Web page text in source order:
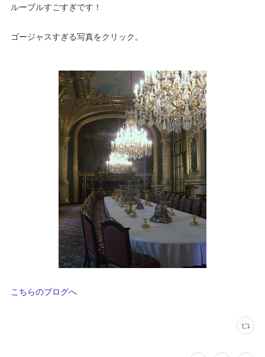
ルーブルすごすぎです！
ゴージャスすぎる写真をクリック。
こちらのブログへ